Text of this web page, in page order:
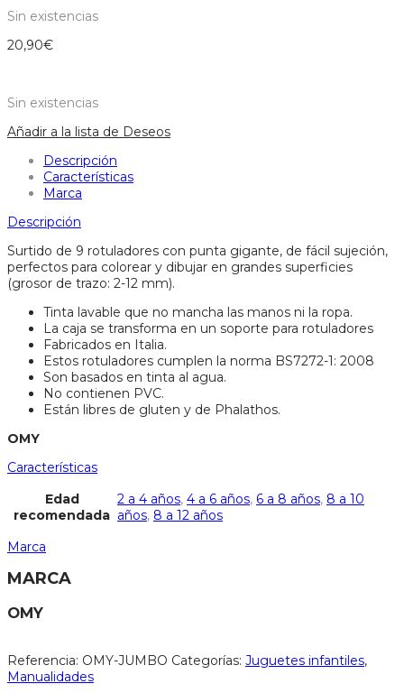
Sin existencias
20,90€
Sin existencias
Añadir a la lista de Deseos
Descripción
Características
Marca
Descripción
Surtido de 9 rotuladores con punta gigante, de fácil sujeción,
perfectos para colorear y dibujar en grandes superficies
(grosor de trazo: 2-12 mm).
Tinta lavable que no mancha las manos ni la ropa.
La caja se transforma en un soporte para rotuladores
Fabricados en Italia.
Estos rotuladores cumplen la norma BS7272-1: 2008
Son basados en tinta al agua.
No contienen PVC.
Están libres de gluten y de Phalathos.
OMY
Características
Edad
recomendada
2 a 4 años, 4 a 6 años, 6 a 8 años, 8 a 10
años, 8 a 12 años
Marca
MARCA
OMY
Referencia: OMY-JUMBO Categorías: Juguetes infantiles,
Manualidades